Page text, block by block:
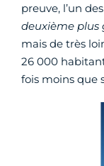
preuve, l’un
deuxième plus
mais de très
26 000
fois moins que